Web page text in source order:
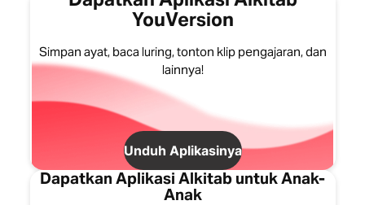
YouVersion
Simpan ayat, baca luring, tonton klip pengajaran, dan
lainnya!
Unduh Aplikasinya
Dapatkan Aplikasi Alkitab untuk Anak-
Anak